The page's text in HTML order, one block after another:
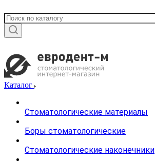
Каталог
Стоматологические материалы
Боры стоматологические
Стоматологические наконечники